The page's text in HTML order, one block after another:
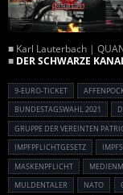
■ Karl Lauterbach |
■ DER SCHWARZE
9-EURO-TICKET
BUNDESTAGSWAHL 2021
GRUPPE DER VEREINTEN
IMPFPFLICHTGESETZ
MASKENPFLICHT
MULDENTALER
NATO